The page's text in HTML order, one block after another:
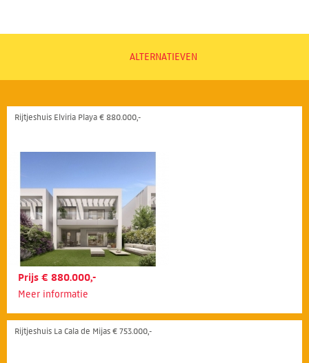
ALTERNATIEVEN
Rijtjeshuis Elviria Playa € 880.000,-
Prijs € 880.000,-
Meer informatie
Rijtjeshuis La Cala de Mijas € 753.000,-